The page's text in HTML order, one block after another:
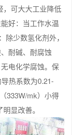
，可大大工业降低
好：当工作水温
少数氢化剂外，
耐碱、耐腐蚀
电化学腐蚀。保
热系数为0.21-
333W/mk）小得
显改善。